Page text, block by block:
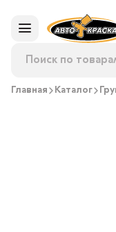
Главная Каталог